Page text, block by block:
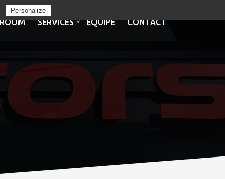
SERVICES EQUIPE CONTACT
Personalize